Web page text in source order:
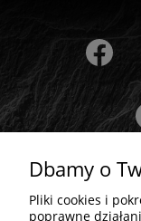
Dbamy o
Pliki cookies i
poprawne